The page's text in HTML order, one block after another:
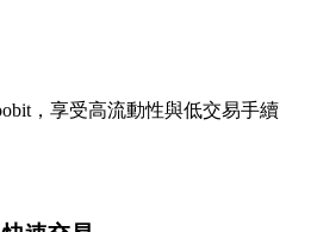
，享受高流動性與低交易手續